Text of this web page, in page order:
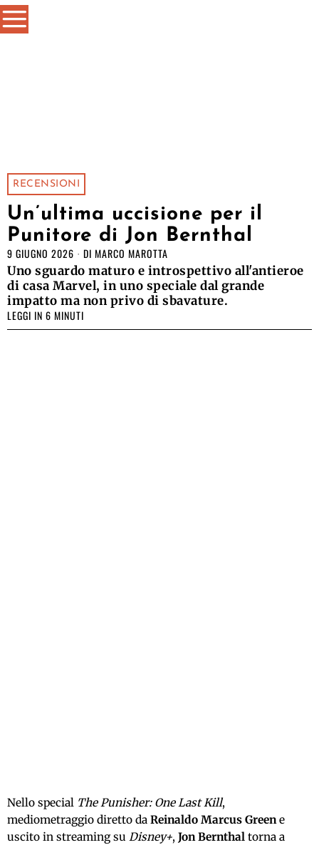
RECENSIONI
Un’ultima uccisione per il
Punitore di Jon Bernthal
9 GIUGNO 2026 DI MARCO MAROTTA
Uno sguardo maturo e introspettivo all'antieroe
di casa Marvel, in uno speciale dal grande
impatto ma non privo di sbavature.
LEGGI IN 6 MINUTI
Nello special The Punisher: One Last Kill,
mediometraggio diretto da Reinaldo Marcus Greene
uscito in streaming su Disney+, Jon Bernthal torna a